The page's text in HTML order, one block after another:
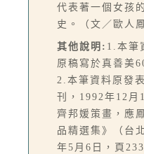
代表著一個女孩
史。（文／歐人鳳
其他說明: 1.本筆
原稿寫於真善美
2.本筆資料原發
刊，1992年12月
齊邦媛策畫，應
品精選集》（台
年5月6日，頁